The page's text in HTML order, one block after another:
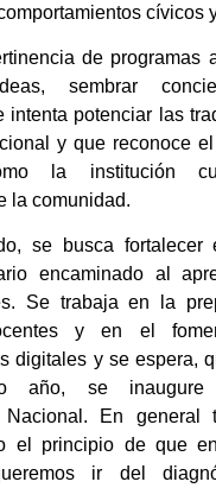
cívicos
de programas
sembrar
intenta potenciar las
y que reconoce
la institución
la comunidad.
se busca fortalecer
encaminado al
Se trabaja en la
y en el
digitales y se espera,
año, se
Nacional. En general
el principio de que
ir del